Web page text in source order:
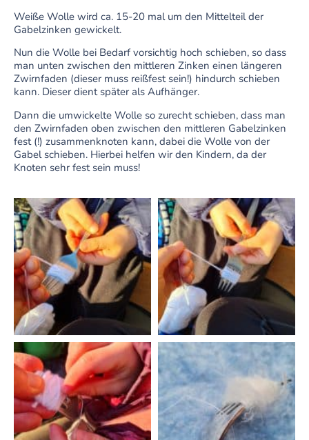
Weiße Wolle wird ca. 15-20 mal um den Mittelteil der
Gabelzinken gewickelt.
Nun die Wolle bei Bedarf vorsichtig hoch schieben, so dass
man unten zwischen den mittleren Zinken einen längeren
Zwirnfaden (dieser muss reißfest sein!) hindurch schieben
kann. Dieser dient später als Aufhänger.
Dann die umwickelte Wolle so zurecht schieben, dass man
den Zwirnfaden oben zwischen den mittleren Gabelzinken
fest (!) zusammenknoten kann, dabei die Wolle von der
Gabel schieben. Hierbei helfen wir den Kindern, da der
Knoten sehr fest sein muss!